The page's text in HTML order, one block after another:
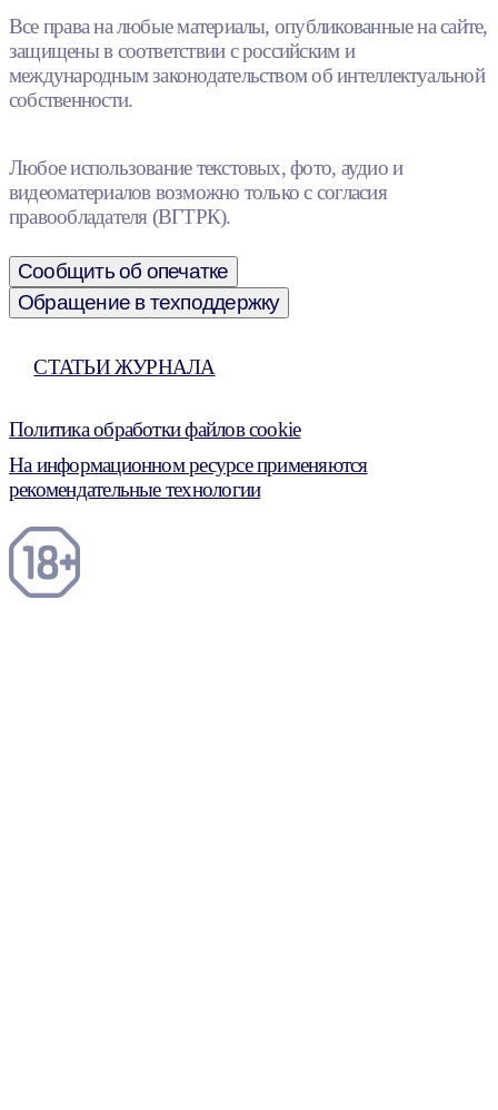
Все права на любые материалы, опубликованные на сайте,
защищены в соответствии с российским и
международным законодательством об интеллектуальной
собственности.
Любое использование текстовых, фото, аудио и
видеоматериалов возможно только с согласия
правообладателя (ВГТРК).
Сообщить об опечатке
Обращение в техподдержку
СТАТЬИ ЖУРНАЛА
Политика обработки файлов cookie
На информационном ресурсе применяются
рекомендательные технологии